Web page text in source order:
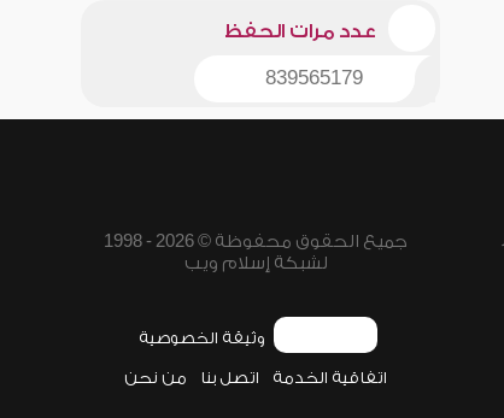
عدد مرات الحفظ
839565179
جميع الحقوق محفوظة © 2026 - 1998
لشبكة إسلام ويب
وثيقة الخصوصية
اتفاقية الخدمة اتصل بنا من نحن